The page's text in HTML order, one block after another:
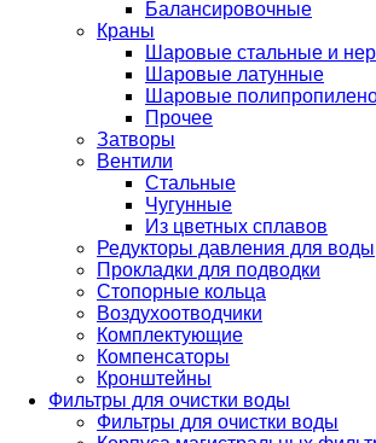
Балансировочные
Краны
Шаровые стальные и
Шаровые латунные
Шаровые
Прочее
Затворы
Вентили
Стальные
Чугунные
Из цветных сплавов
Редукторы давления для воды
Прокладки для подводки
Стопорные кольца
Воздухоотводчики
Комплектующие
Компенсаторы
Кронштейны
Фильтры для очистки воды
Фильтры для очистки воды